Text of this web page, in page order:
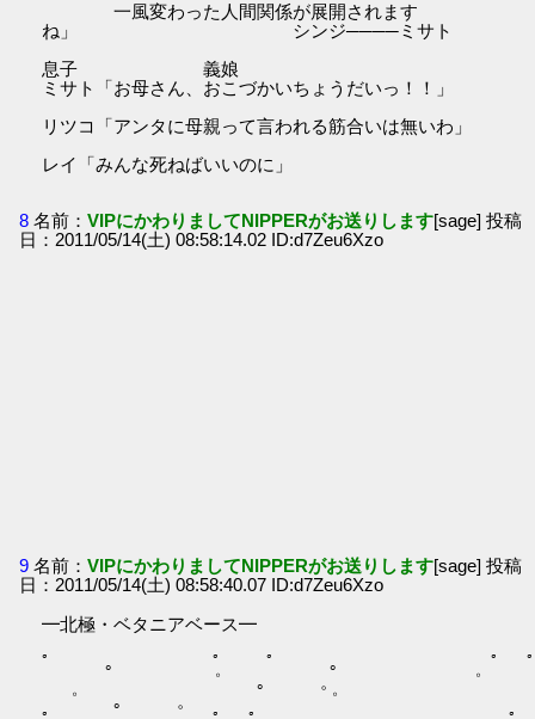
一風変わった人間関係が展開されます
ね」 シンジ────ミサト
息子 義娘
ミサト「お母さん、おこづかいちょうだいっ！！」
リツコ「アンタに母親って言われる筋合いは無いわ」
レイ「みんな死ねばいいのに」
8 名前：VIPにかわりましてNIPPERがお送りします[sage] 投稿
日：2011/05/14(土) 08:58:14.02 ID:d7Zeu6Xzo
9 名前：VIPにかわりましてNIPPERがお送りします[sage] 投稿
日：2011/05/14(土) 08:58:40.07 ID:d7Zeu6Xzo
━北極・ベタニアベース━
ﾟ 。 ゜ ﾟ 。 ゜
゜ ｡ 。 ゜ ゜
゜ ｡ 。 ゜